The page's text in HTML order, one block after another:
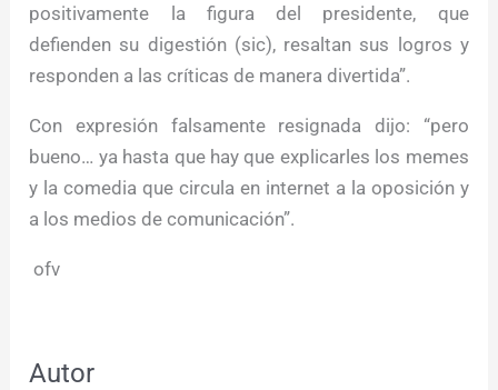
positivamente la figura del presidente, que
defienden su digestión (sic), resaltan sus logros y
responden a las críticas de manera divertida”.
Con expresión falsamente resignada dijo: “pero
bueno… ya hasta que hay que explicarles los memes
y la comedia que circula en internet a la oposición y
a los medios de comunicación”.
ofv
Autor